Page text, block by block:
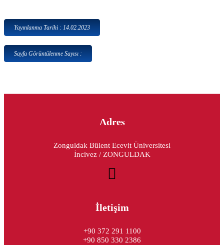
Yayınlanma Tarihi : 14.02.2023
Sayfa Görüntülenme Sayısı :
Adres
Zonguldak Bülent Ecevit Üniversitesi
İncivez / ZONGULDAK
İletişim
+90 372 291 1100
+90 850 330 2386